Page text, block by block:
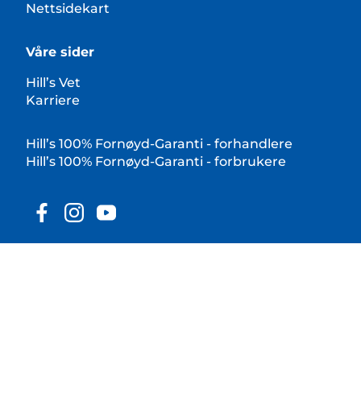
Nettsidekart
Våre sider
Hill’s Vet
Karriere
Hill’s 100% Fornøyd-Garanti - forhandlere
Hill’s 100% Fornøyd-Garanti - forbrukere